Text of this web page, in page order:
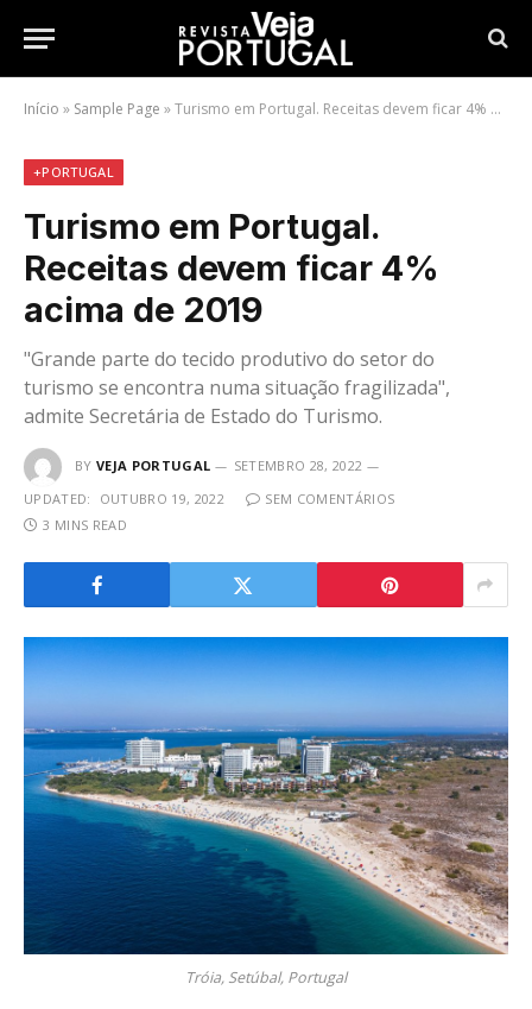
Início » Sample Page »Turismo em Portugal. Receitas devem ficar 4% acima de 2019
+PORTUGAL
Turismo em Portugal.
Receitas devem ficar 4%
acima de 2019
"Grande parte do tecido produtivo do setor do
turismo se encontra numa situação fragilizada",
admite Secretária de Estado do Turismo.
BY VEJA PORTUGAL
SETEMBRO 28, 2022
UPDATED:
OUTUBRO 19, 2022
SEM COMENTÁRIOS
3 MINS READ
Tróia, Setúbal, Portugal